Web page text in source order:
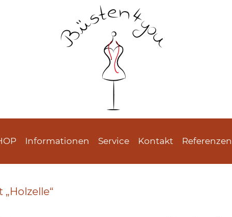
Informationen Service Kontakt Referenzen